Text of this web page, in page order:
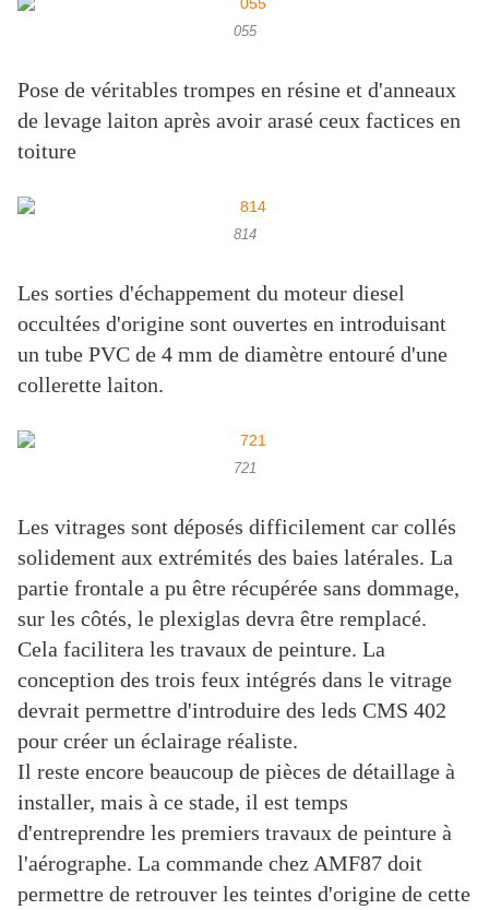
055
Pose de véritables trompes en résine et d'anneaux
de levage laiton après avoir arasé ceux factices en
toiture
814
Les sorties d'échappement du moteur diesel
occultées d'origine sont ouvertes en introduisant
un tube PVC de 4 mm de diamètre entouré d'une
collerette laiton.
721
Les vitrages sont déposés difficilement car collés
solidement aux extrémités des baies latérales. La
partie frontale a pu être récupérée sans dommage,
sur les côtés, le plexiglas devra être remplacé.
Cela facilitera les travaux de peinture. La
conception des trois feux intégrés dans le vitrage
devrait permettre d'introduire des leds CMS 402
pour créer un éclairage réaliste.
Il reste encore beaucoup de pièces de détaillage à
installer, mais à ce stade, il est temps
d'entreprendre les premiers travaux de peinture à
l'aérographe. La commande chez AMF87 doit
permettre de retrouver les teintes d'origine de cette